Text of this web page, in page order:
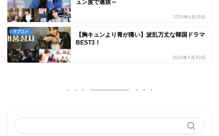
ュン度で選抜～
2026年6月29日
ラブコメ
【胸キュンより胃が痛い】波乱万丈な韓国ドラマ
BEST3！
2026年4月30日